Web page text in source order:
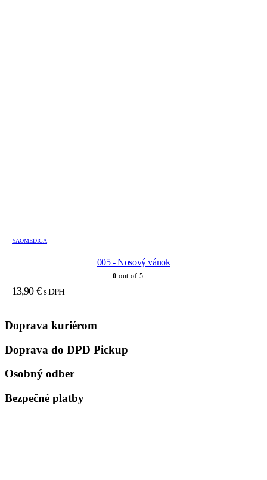
YAOMEDICA
005 - Nosový vánok
0 out of 5
13,90 € s DPH
Doprava kuriérom
Doprava do DPD Pickup
Osobný odber
Bezpečné platby